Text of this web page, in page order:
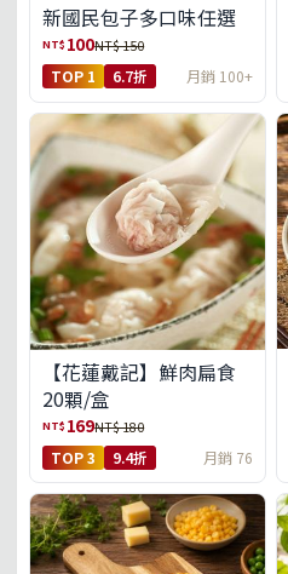
新國民包子多口味任選
NT$ 100NT$ 150
TOP 1 6.7折 月銷 100+
【花蓮戴記】鮮肉扁食
20顆/盒
NT$ 169NT$ 180
TOP 3 9.4折 月銷 76